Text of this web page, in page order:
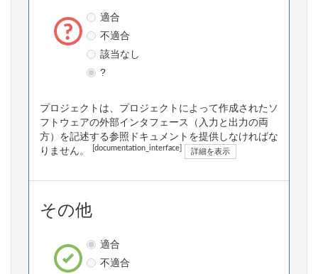
適合
不適合
該当なし
?
プロジェクトは、プロジェクトによって作成されたソ
フトウェアの外部インタフェース（入力と出力の両
方）を記述する参照ドキュメントを提供しなければな
りません。
[documentation_interface] 詳細を表示
その他
適合
不適合